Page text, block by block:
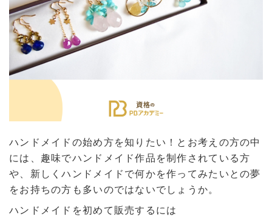
ハンドメイドの始め方を知りたい！とお考えの方の中
には、趣味でハンドメイド作品を制作されている方
や、新しくハンドメイドで何かを作ってみたいとの夢
をお持ちの方も多いのではないでしょうか。
ハンドメイドを初めて販売するには